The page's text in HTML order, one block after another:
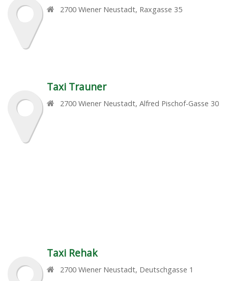
2700 Wiener Neustadt, Raxgasse 35
Taxi Trauner
2700 Wiener Neustadt,Alfred Pischof-Gasse 30
Taxi Rehak
2700 Wiener Neustadt, Deutschgasse 1